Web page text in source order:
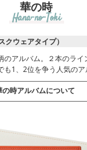
華の時
Hana-no-Toki
ウェアタイプ）
のアルバム。２本のラ
1、2位を争う人気のア
の時アルバムについて